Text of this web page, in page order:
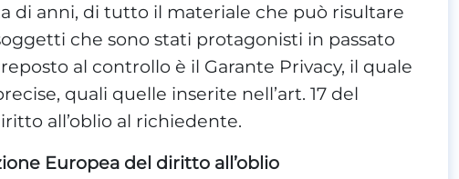
di anni, di tutto il materiale che può risultare
che sono stati protagonisti in passato
al controllo è il Garante Privacy, il quale
quali quelle inserite nell’art. 17 del
all’oblio al richiedente.
Europea del diritto all’oblio